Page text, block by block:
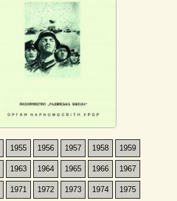
1955 1956 1957 1958 1959
1963 1964 1965 1966 1967
1971 1972 1973 1974 1975